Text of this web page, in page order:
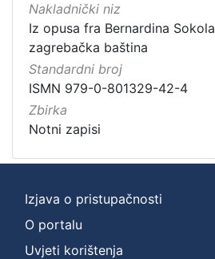
Nakladnički niz
Iz opusa fra Bernardina Sokola
zagrebačka baština
Standardni broj
ISMN 979-0-801329-42-4
Zbirka
Notni zapisi
Izjava o pristupačnosti
O portalu
Uvjeti korištenja